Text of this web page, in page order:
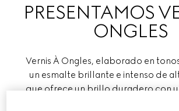
PRESENTAMOS
ONGLES
Vernis À Ongles, elaborado en
un esmalte brillante e intenso de
que ofrece un brillo duradero con